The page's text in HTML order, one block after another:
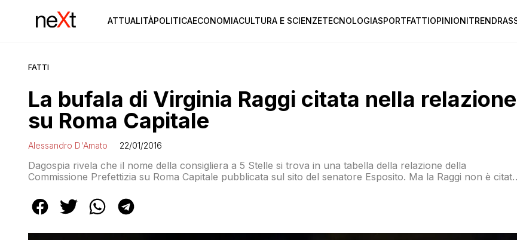
ATTUALITÀPOLITICAECONOMIACULTURA E SCIENZETECNOLOGIASPORTFATTIOPINIONITREND
FATTI
La bufala di Virginia Raggi citata nella relazione
su Roma Capitale
Alessandro D'Amato 22/01/2016
Dagospia rivela che il nome della consigliera a 5 Stelle si trova in una tabella della relazione della
Commissione Prefettizia su Roma Capitale pubblicata sul sito del senatore Esposito. Ma la Raggi non è citata
era tutta una bufala